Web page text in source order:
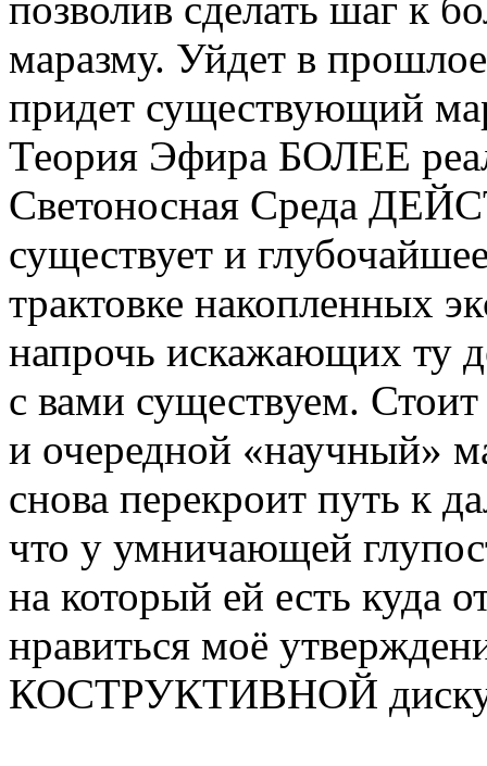
маразму. Уйдет в
придет существующий
Теория Эфира БОЛЕЕ
Светоносная Среда
существует и
трактовке накопленных
напрочь искажающих ту
с вами существуем.
и очередной «научный»
снова перекроит путь к
что у умничающей
на который ей есть куда
нравиться моё
КОСТРУКТИВНОЙ